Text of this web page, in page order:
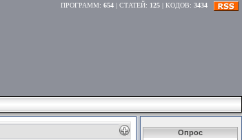
ПРОГРАММ: 654 | СТАТЕЙ: 125 | КОДОВ: 3434
Опрос